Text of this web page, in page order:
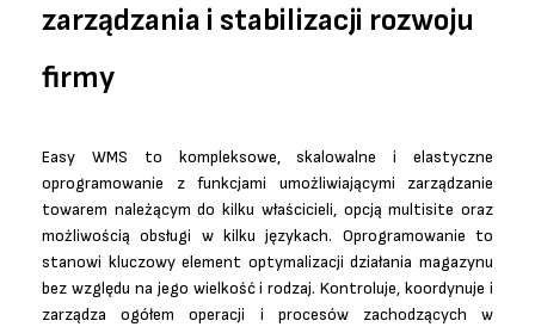
zarządzania i stabilizacji rozwoju
firmy
Easy WMS to kompleksowe, skalowalne i elastyczne
oprogramowanie z funkcjami umożliwiającymi zarządzanie
towarem należącym do kilku właścicieli, opcją multisite oraz
możliwością obsługi w kilku językach. Oprogramowanie to
stanowi kluczowy element optymalizacji działania magazynu
bez względu na jego wielkość i rodzaj. Kontroluje, koordynuje i
zarządza ogółem operacji i procesów zachodzących w